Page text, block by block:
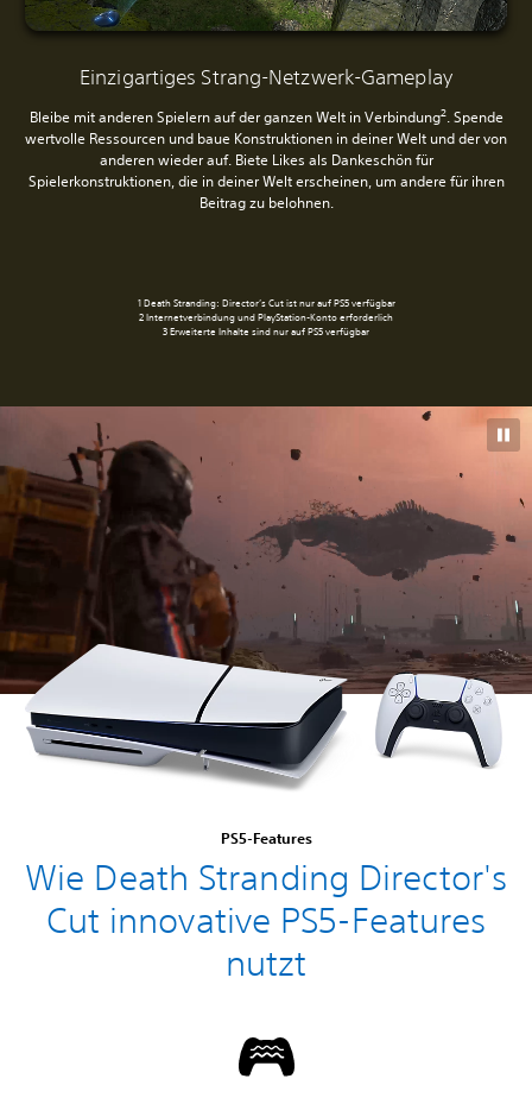
Einzigartiges Strang-Netzwerk-Gameplay
Bleibe mit anderen Spielern auf der ganzen Welt in Verbindung2. Spende
wertvolle Ressourcen und baue Konstruktionen in deiner Welt und der von
anderen wieder auf. Biete Likes als Dankeschön für
Spielerkonstruktionen, die in deiner Welt erscheinen, um andere für ihren
Beitrag zu belohnen.
1 Death Stranding: Director’s Cut ist nur auf PS5 verfügbar
2 Internetverbindung und PlayStation-Konto erforderlich
3 Erweiterte Inhalte sind nur auf PS5 verfügbar
PS5-Features
Wie Death Stranding Director's
Cut innovative PS5-Features
nutzt